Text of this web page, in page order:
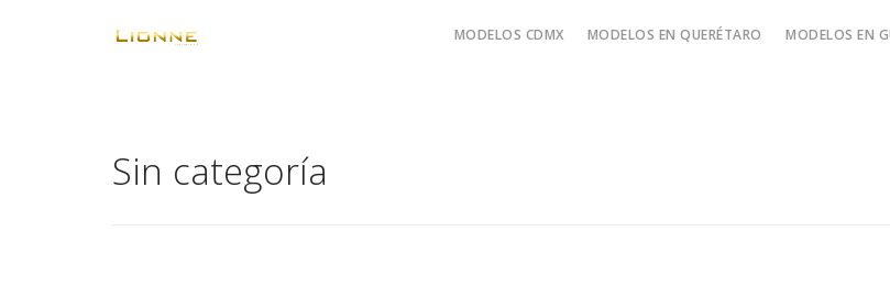
MODELOS CDMX MODELOS EN QUERÉTARO MODELOS EN
Sin categoría